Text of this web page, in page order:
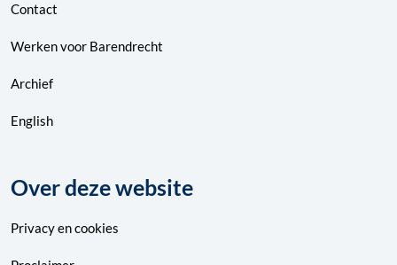
Contact
Werken voor Barendrecht
Archief
English
Over deze website
Privacyencookies